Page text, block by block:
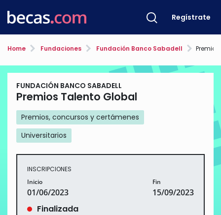
Regístrate
Home Fundaciones Fundación Banco Sabadell
FUNDACIÓN BANCO SABADELL
Premios Talento Global
Premios, concursos y certámenes
Universitarios
INSCRIPCIONES
Inicio
01/06/2023
Fin
15/09/2023
Finalizada